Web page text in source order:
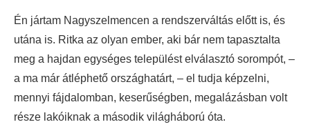
Én jártam Nagyszelmencen a rendszerváltás előtt is, és
utána is. Ritka az olyan ember, aki bár nem tapasztalta
meg a hajdan egységes települést elválasztó sorompót, –
a ma már átléphető országhatárt, – el tudja képzelni,
mennyi fájdalomban, keserűségben, megalázásban volt
része lakóiknak a második világháború óta.